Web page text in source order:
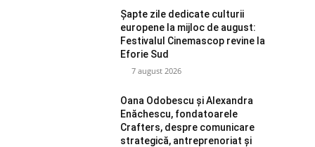
Șapte zile dedicate culturii
europene la mijloc de august:
Festivalul Cinemascop revine la
Eforie Sud
7 august 2026
Oana Odobescu și Alexandra
Enăchescu, fondatoarele
Crafters, despre comunicare
strategică, antreprenoriat și